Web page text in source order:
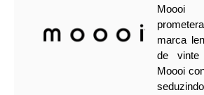
marca
de vinte
Moooi